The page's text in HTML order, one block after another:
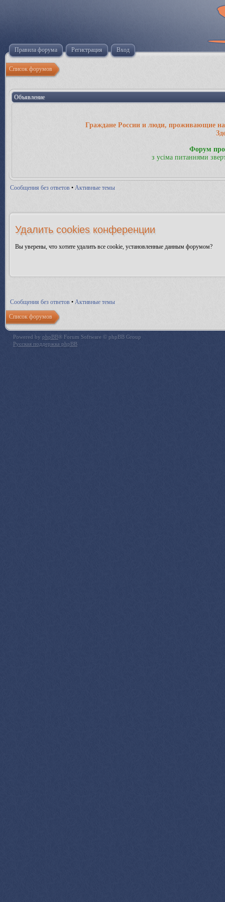
Правила форума Регистрация Вход
Список форумов
Объявление
Граждане России и люди, проживающие на
Форум
з усіма питаннями
Сообщения без ответов • Активные темы
Удалить cookies конференции
Вы уверены, что хотите удалить все cookie, установленные данным форумом?
Сообщения без ответов • Активные темы
Список форумов
Powered by phpBB® Forum Software © phpBB Group
Русская поддержка phpBB